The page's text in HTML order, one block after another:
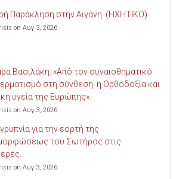
Παράκληση στην Αιγάνη. (ΗΧΗΤΙΚΟ)
on Αυγ 3, 2026
Βασιλάκη: «Από τον συναισθηματικό
στη σύνθεση: η Ορθοδοξία και
υγεία της Ευρώπης».
on Αυγ 3, 2026
για την εορτή της
του Σωτήρος στις
on Αυγ 3, 2026